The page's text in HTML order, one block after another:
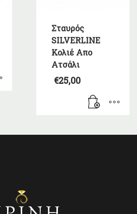
Σταυρός
SILVERLINE
Κολιέ Απο
Ατσάλι
€25,00